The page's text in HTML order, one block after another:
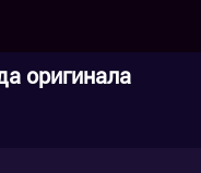
оригинала